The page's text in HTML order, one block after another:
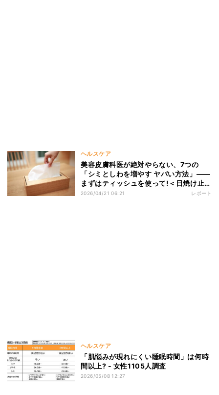
ヘルスケア
美容皮膚科医が絶対やらない、7つの
「シミとしわを増やす ヤバい方法」――
まずはティッシュを使って!＜日焼け止め
テクニック＞
2026/04/21 06:21 レポート
ヘルスケア
「肌悩みが現れにくい睡眠時間」は何時
間以上? - 女性1105人調査
2026/05/08 12:27